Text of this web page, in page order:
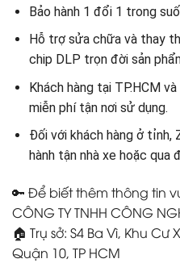
Bảo hành 1 đổi 1 trong
Hỗ trợ sửa chữa và thay
chip DLP trọn đời sản
Khách hàng tại TP.HCM
miễn phí tận nơi sử dụng.
Đối với khách hàng ở tỉnh,
hành tận nhà xe hoặc qua
🔑 Để biết thêm thông tin
CÔNG TY TNHH CÔNG
🏠 Trụ sở: S4 Ba Vì, Khu
Quận 10, TP HCM